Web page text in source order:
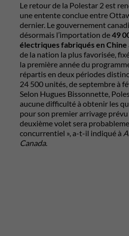
Le retour de la Polestar 2 est
une entente conclue entre
dernier. Le gouvernement
désormais l’importation de49
électriques fabriqués en Chine
de la nation la plus favorisée,
la première année du
répartis en deux périodes
24 500 unités, de septembre à
Selon Hugues Bissonnette,
aucune difficulté à obtenir les
pour son premier arrivage prévu
deuxième volet sera
concurrentiel », a-t-il indiqué à
Canada.